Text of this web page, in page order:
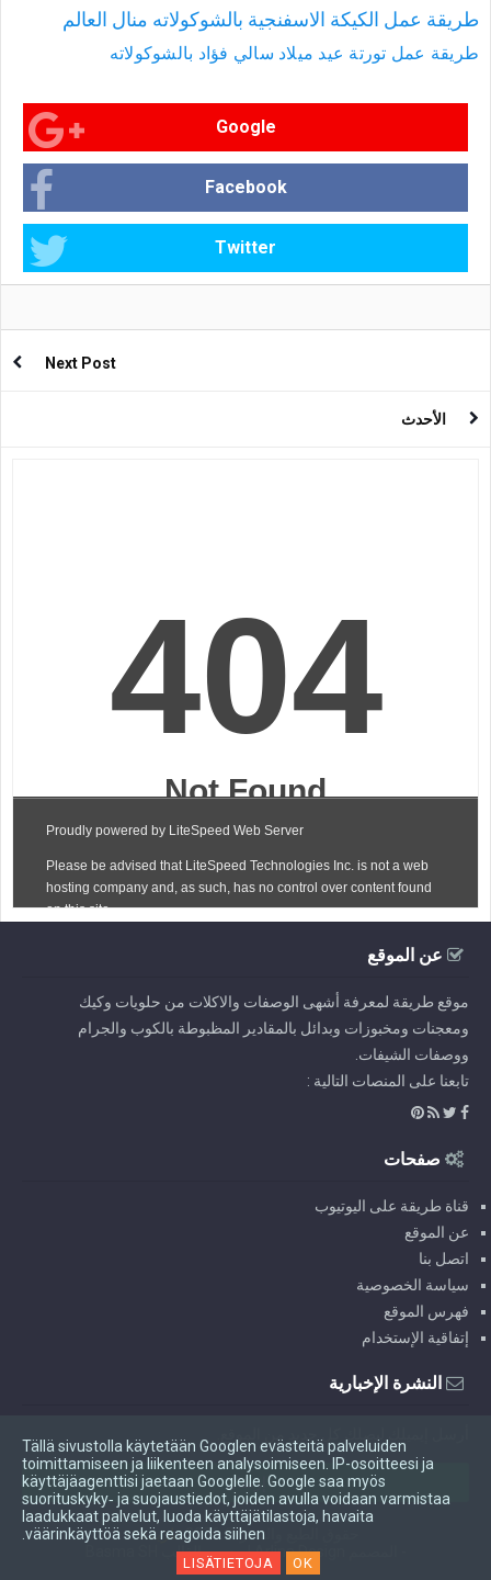
طريقة عمل الكيكة الاسفنجية بالشوكولاته منال العالم
طريقة عمل تورتة عيد ميلاد سالي فؤاد بالشوكولاته
Google
Facebook
Twitter
Next Post
الأحدث
عن الموقع
موقع طريقة لمعرفة أشهى الوصفات والاكلات من حلويات وكيك
ومعجنات ومخبوزات وبدائل بالمقادير المظبوطة بالكوب والجرام
ووصفات الشيفات.
تابعنا على المنصات التالية :
صفحات
قناة طريقة على اليوتيوب
عن الموقع
اتصل بنا
سياسة الخصوصية
فهرس الموقع
إتفاقية الإستخدام
النشرة الإخبارية
حقوق الطبع والنشر ©2026طريقة-
Arlina Design| معرب القالب Basma SH
Tällä sivustolla käytetään Googlen evästeitä palveluiden
toimittamiseen ja liikenteen analysoimiseen. IP-osoitteesi ja
käyttäjäagenttisi jaetaan Googlelle. Google saa myös
suorituskyky‑ ja suojaustiedot, joiden avulla voidaan varmistaa
laadukkaat palvelut, luoda käyttäjätilastoja, havaita
väärinkäyttöä sekä reagoida siihen.
LISÄTIETOJA OK